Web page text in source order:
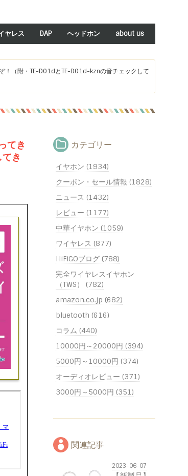
ヤレス DAP ヘッドホン about us
！（附・TE-D01dとTE-D01d-kznの音チェックして
てき
き
カテゴリー
イヤホン (1934)
クーポン・セール情報 (1828)
ニュース (1432)
レビュー (1177)
中華イヤホン (1059)
ワイヤレス (877)
HiFiGOブログ (788)
完全ワイヤレスイヤホン
（TWS） (782)
amazon.co.jp (682)
bluetooth (616)
コラム (440)
10000円～20000円 (394)
5000円～10000円 (374)
オーディオレビュー (371)
3000円～5000円 (351)
関連記事
2023-06-07